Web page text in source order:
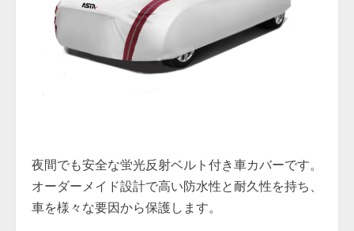
夜間でも安全な蛍光反射ベルト付き車カバーです。
オーダーメイド設計で高い防水性と耐久性を持ち、
車を様々な要因から保護します。